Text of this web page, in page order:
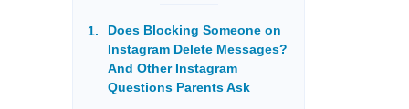
Does Blocking Someone on
Instagram Delete Messages?
And Other Instagram
Questions Parents Ask